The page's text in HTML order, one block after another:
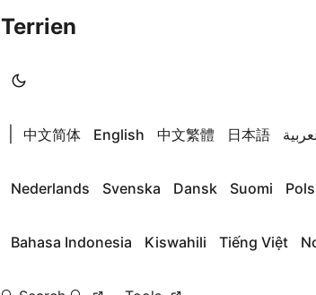
Terrien
中文简体 English 中文繁體 日本語
Nederlands Svenska Dansk Suomi
Bahasa Indonesia Kiswahili Tiếng Việt